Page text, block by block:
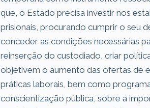
que, o Estado precisa investir nos
prisionais, procurando cumprir o seu
conceder as condições necessárias
reinserção do custodiado, criar
objetivem o aumento das ofertas de
práticas laborais, bem como
conscientização pública, sobre a